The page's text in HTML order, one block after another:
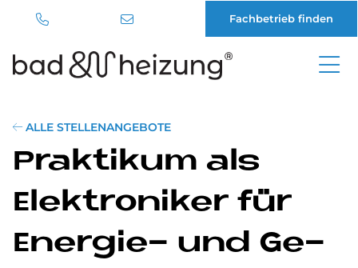
Inhalt
Fachbetrieb finden
ALLE STELLENANGEBOTE
Prak­ti­kum als
Elek­tro­ni­ker für
En­er­gie- und Ge­